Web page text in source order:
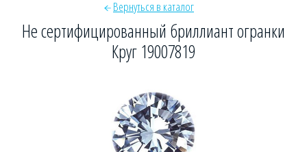
Вернуться в каталог
Не сертифицированный бриллиант огранки
Круг 19007819